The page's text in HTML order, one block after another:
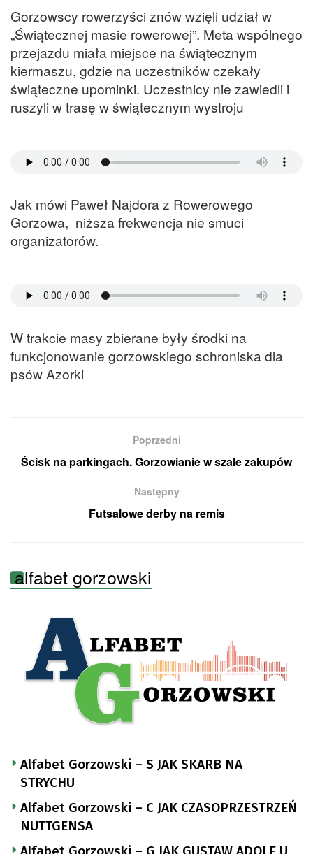
Gorzowscy rowerzyści znów wzięli udział w
„Świątecznej masie rowerowej”. Meta wspólnego
przejazdu miała miejsce na świątecznym
kiermaszu, gdzie na uczestników czekały
świąteczne upominki. Uczestnicy nie zawiedli i
ruszyli w trasę w świątecznym wystroju
Jak mówi Paweł Najdora z Rowerowego
Gorzowa, niższa frekwencja nie smuci
organizatorów.
W trakcie masy zbierane były środki na
funkcjonowanie gorzowskiego schroniska dla
psów Azorki
Poprzedni
Ścisk na parkingach. Gorzowianie w szale zakupów
Następny
Futsalowe derby na remis
alfabet gorzowski
Alfabet Gorzowski – S JAK SKARB NA
STRYCHU
Alfabet Gorzowski – C JAK CZASOPRZESTRZEŃ
NUTTGENSA